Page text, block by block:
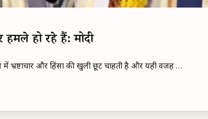
हमले हो रहे हैं: मोदी
में भ्रष्टाचार और हिंसा की खुली छूट चाहती है और यही वजह …